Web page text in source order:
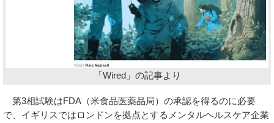
「Wired」の記事より
第3相試験はFDA（米食品医薬品局）の承認を得るのに必要
で、イギリスではロンドンを拠点とするメンタルヘルスケア企業